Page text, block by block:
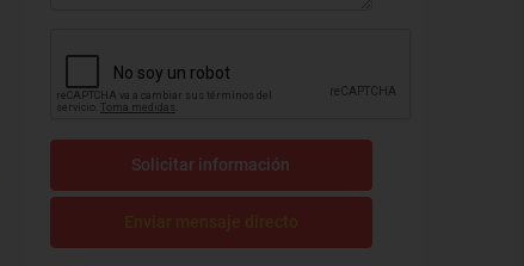
Solicitar información